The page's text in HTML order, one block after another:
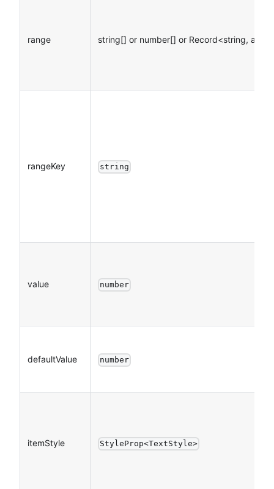
range string[] or number[] or Record<string,
rangeKey string
value number
defaultValue number
itemStyle StyleProp<TextStyle>